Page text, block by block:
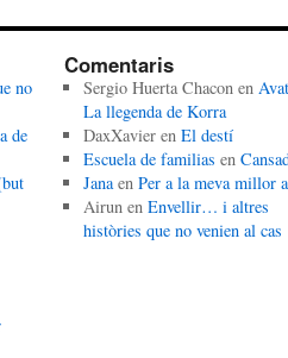
no
de
Comentaris
Sergio Huerta Chaconen
La llegenda de Korra
DaxXavieren El destí
Escuela de familias en
Janaen Per a la meva millor
Airunen Envellir… i altres
històries que no venien al cas